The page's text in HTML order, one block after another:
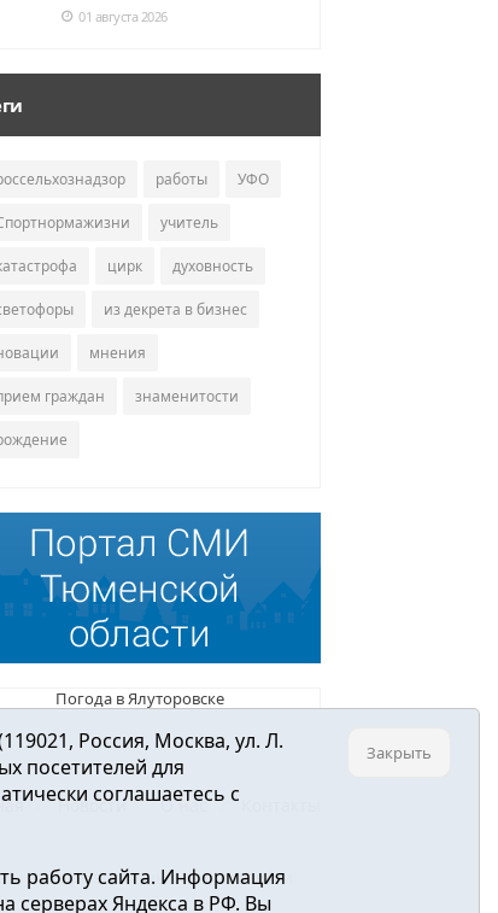
01 августа 2026
работы УФО
учитель
цирк духовность
из декрета в бизнес
мнения
граждан знаменитости
Погода в Ялуторовске
Новости О нас
информационных технологий и
Россия, Москва, ул. Л.
посетителей для
соглашаетесь с
работу сайта. Информация
серверах Яндекса в РФ. Вы
Закрыть